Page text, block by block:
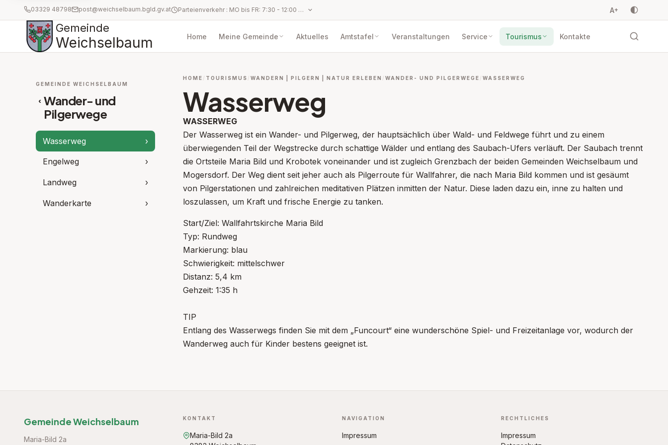
03329 48798 post@weichselbaum.bgld.gv.at Parteienverkehr : MO bis FR: 7:30 - 12:00 Uhr (ausgenommen gesetzliche Feiertage, Karfreitag, 11.11., 24.12. und 31.12.) Anbringen per Fax oder E‑Mail, die außerhalb der Amtsstunden übermittelt werden, gelten erst mit dem Wiederbeginn der Amtsstunden als eingebracht und eingelangt, womit behördliche Erledigungsfristen zu laufen beginnen. A+
Gemeinde
Weichselbaum Home Meine Gemeinde Aktuelles Amtstafel Veranstaltungen Service Tourismus Kontakte
GEMEINDE WEICHSELBAUM
‹ Wander- und
Pilgerwege
Wasserweg ›
Engelweg ›
Landweg ›
Wanderkarte ›
HOME TOURISMUS WANDERN | PILGERN | NATUR ERLEBEN WANDER- UND PILGERWEGE WASSERWEG
Wasserweg
WASSERWEG
Der Wasserweg ist ein Wander- und Pilgerweg, der hauptsächlich über Wald- und Feldwege führt und zu einem
überwiegenden Teil der Wegstrecke durch schattige Wälder und entlang des Saubach-Ufers verläuft. Der Saubach trennt
die Ortsteile Maria Bild und Krobotek voneinander und ist zugleich Grenzbach der beiden Gemeinden Weichselbaum und
Mogersdorf. Der Weg dient seit jeher auch als Pilgerroute für Wallfahrer, die nach Maria Bild kommen und ist gesäumt
von Pilgerstationen und zahlreichen meditativen Plätzen inmitten der Natur. Diese laden dazu ein, inne zu halten und
loszulassen, um Kraft und frische Energie zu tanken.
Start/Ziel: Wallfahrtskirche Maria Bild
Typ: Rundweg
Markierung: blau
Schwierigkeit: mittelschwer
Distanz: 5,4 km
Gehzeit: 1:35 h
TIP
Entlang des Wasserwegs finden Sie mit dem „Funcourt“ eine wunderschöne Spiel- und Freizeitanlage vor, wodurch der
Wanderweg auch für Kinder bestens geeignet ist.
Gemeinde Weichselbaum
Maria-Bild 2a
KONTAKT
Maria-Bild 2a
NAVIGATION
Impressum
RECHTLICHES
Impressum